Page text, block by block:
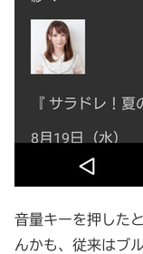
音量キーを押した
んかも、従来はブ